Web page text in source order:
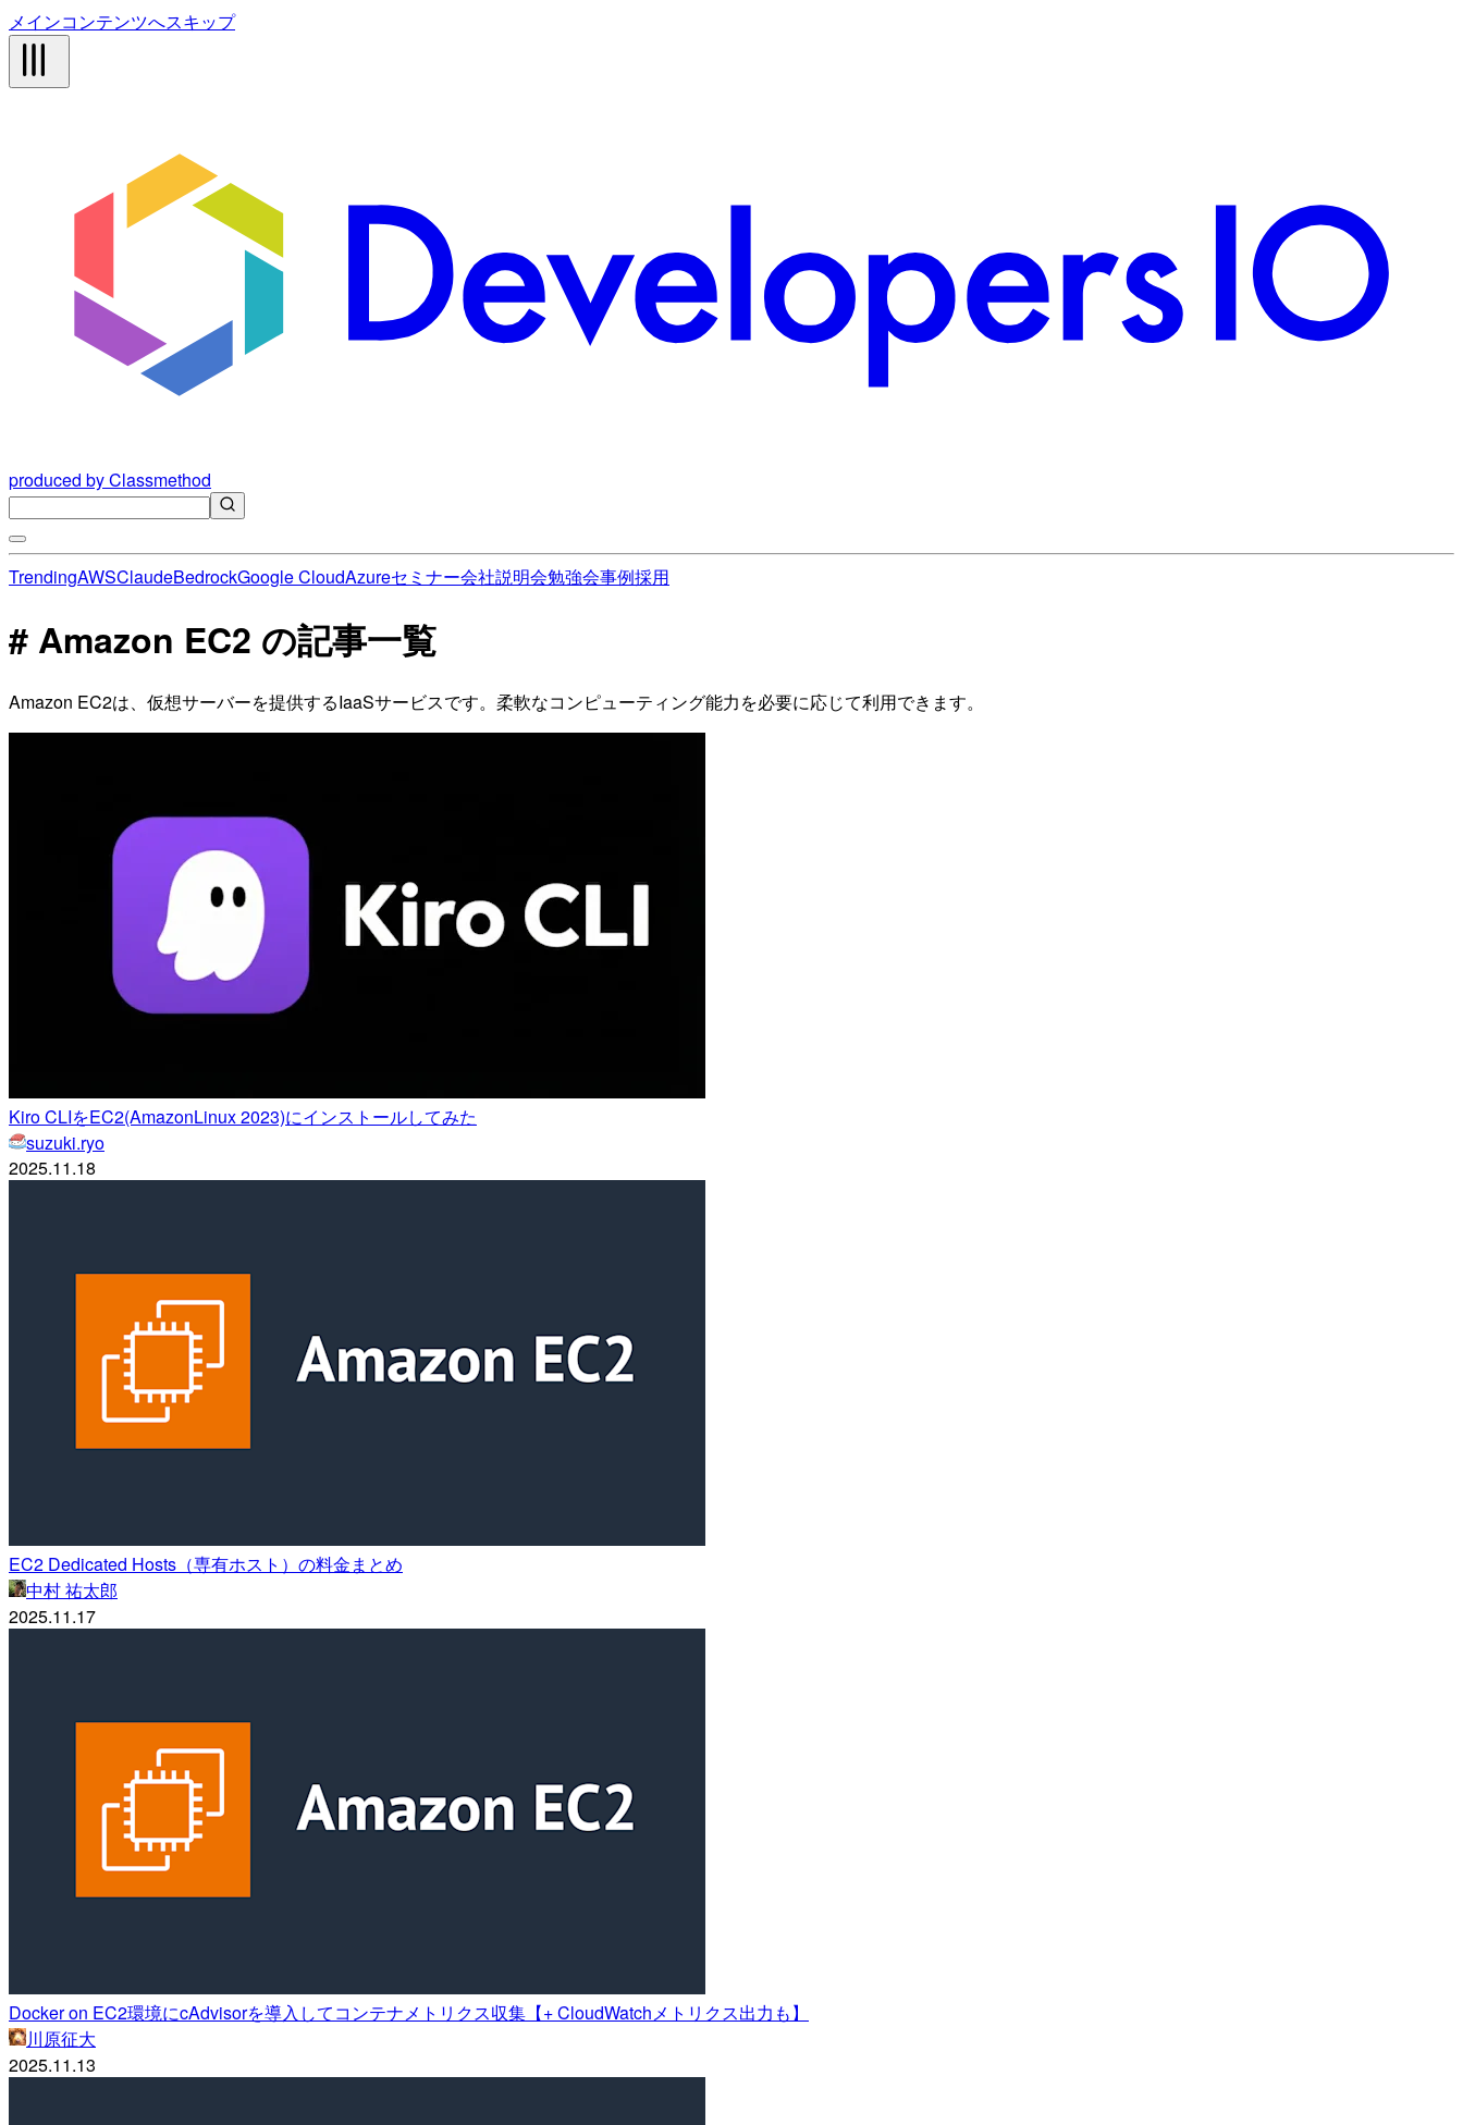
メインコンテンツへスキップ
produced by Classmethod
TrendingAWSClaudeBedrockGoogle CloudAzureセミナー会社説明会勉強会事例採用
# Amazon EC2 の記事一覧
Amazon EC2は、仮想サーバーを提供するIaaSサービスです。柔軟なコンピューティング能力を必要に応じて利用できます。
Kiro CLIをEC2(AmazonLinux 2023)にインストールしてみた
suzuki.ryo
2025.11.18
EC2 Dedicated Hosts（専有ホスト）の料金まとめ
中村 祐太郎
2025.11.17
Docker on EC2環境にcAdvisorを導入してコンテナメトリクス収集【+ CloudWatchメトリクス出力も】
川原征大
2025.11.13